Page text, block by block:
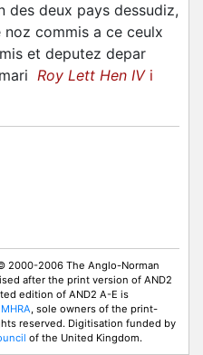
deux pays dessudiz,
commis a ce ceulx
et deputez depar
Roy Lett Hen IVi
2000-2006 The Anglo-Norman
after the print version of AND2
edition of AND2 A-E is
MHRA, sole owners of the print-
reserved. Digitisation funded by
of the United Kingdom.